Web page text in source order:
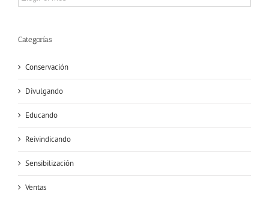
Categorías
Conservación
Divulgando
Educando
Reivindicando
Sensibilización
Ventas